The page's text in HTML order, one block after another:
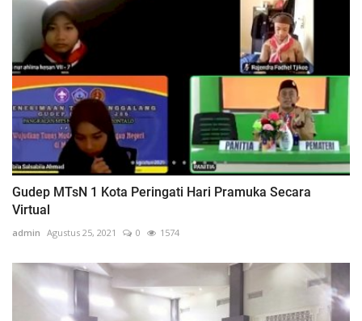
Gudep MTsN 1 Kota Peringati Hari Pramuka Secara
Virtual
admin Agustus 25, 2021 0 1574